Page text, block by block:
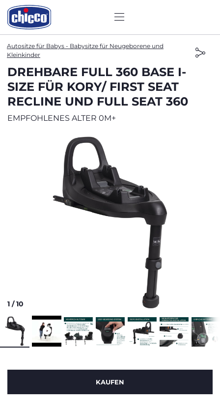
Autositze für Babys - Babysitze für Neugeborene und
Kleinkinder
DREHBARE FULL 360 BASE I-
SIZE FÜR KORY/ FIRST SEAT
RECLINE UND FULL SEAT 360
EMPFOHLENES ALTER 0M+
1 /10
KAUFEN